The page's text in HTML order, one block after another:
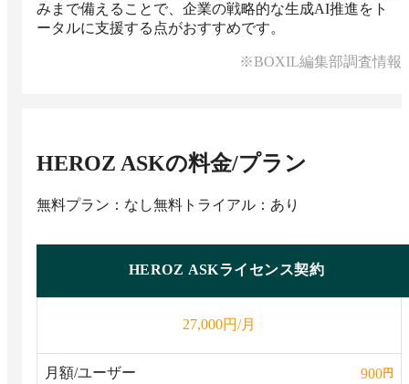
みまで備えることで、企業の戦略的な生成AI推進をト
ータルに支援する点がおすすめです。
※BOXIL編集部調査情報
HEROZ ASKの料金/プラン
無料プラン：なし無料トライアル：あり
HEROZ ASKライセンス契約
27,000円/月
月額/ユーザー 900円